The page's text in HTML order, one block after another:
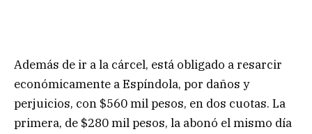
Además de ir a la cárcel, está obligado a resarcir
económicamente a Espíndola, por daños y
perjuicios, con $560 mil pesos, en dos cuotas. La
primera, de $280 mil pesos, la abonó el mismo día